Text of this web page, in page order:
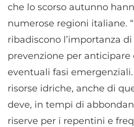
che lo scorso autunno
numerose regioni italiane.
ribadiscono l’importanza
prevenzione per anticipare
eventuali fasi
risorse idriche, anche di
deve, in tempi di
riserve per i repentini e